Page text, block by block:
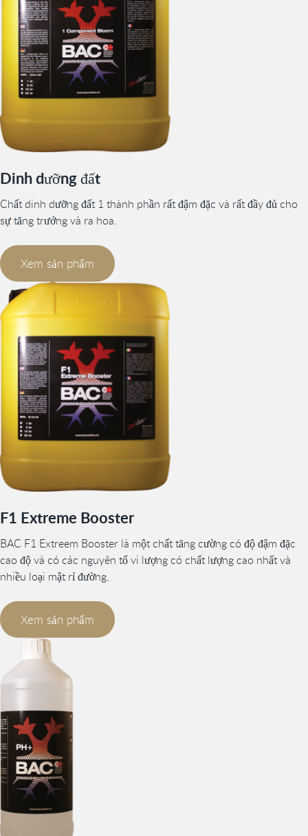
Dinh dưỡng đất
Chất dinh dưỡng đất 1 thành phần rất đậm đặc và rất đầy đủ cho
sự tăng trưởng và ra hoa.
Xem sản phẩm
F1 Extreme Booster
BAC F1 Extreem Booster là một chất tăng cường có độ đậm đặc
cao độ và có các nguyên tố vi lượng có chất lượng cao nhất và
nhiều loại mật rỉ đường.
Xem sản phẩm